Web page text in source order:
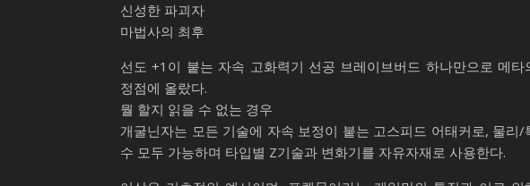
신성한 파괴자
마법사의 최후
선도 +1이 붙는 자속 고화력기 선공 브레이브버드 하나만으로 메타
정점에 올랐다.
뭘 할지 읽을 수 없는 경우
개굴닌자는 모든 기술에 자속 보정이 붙는 고스피드 어태커로, 물리/
수 모두 가능하며 타입별 Z기술과 변화기를 자유자재로 사용한다.